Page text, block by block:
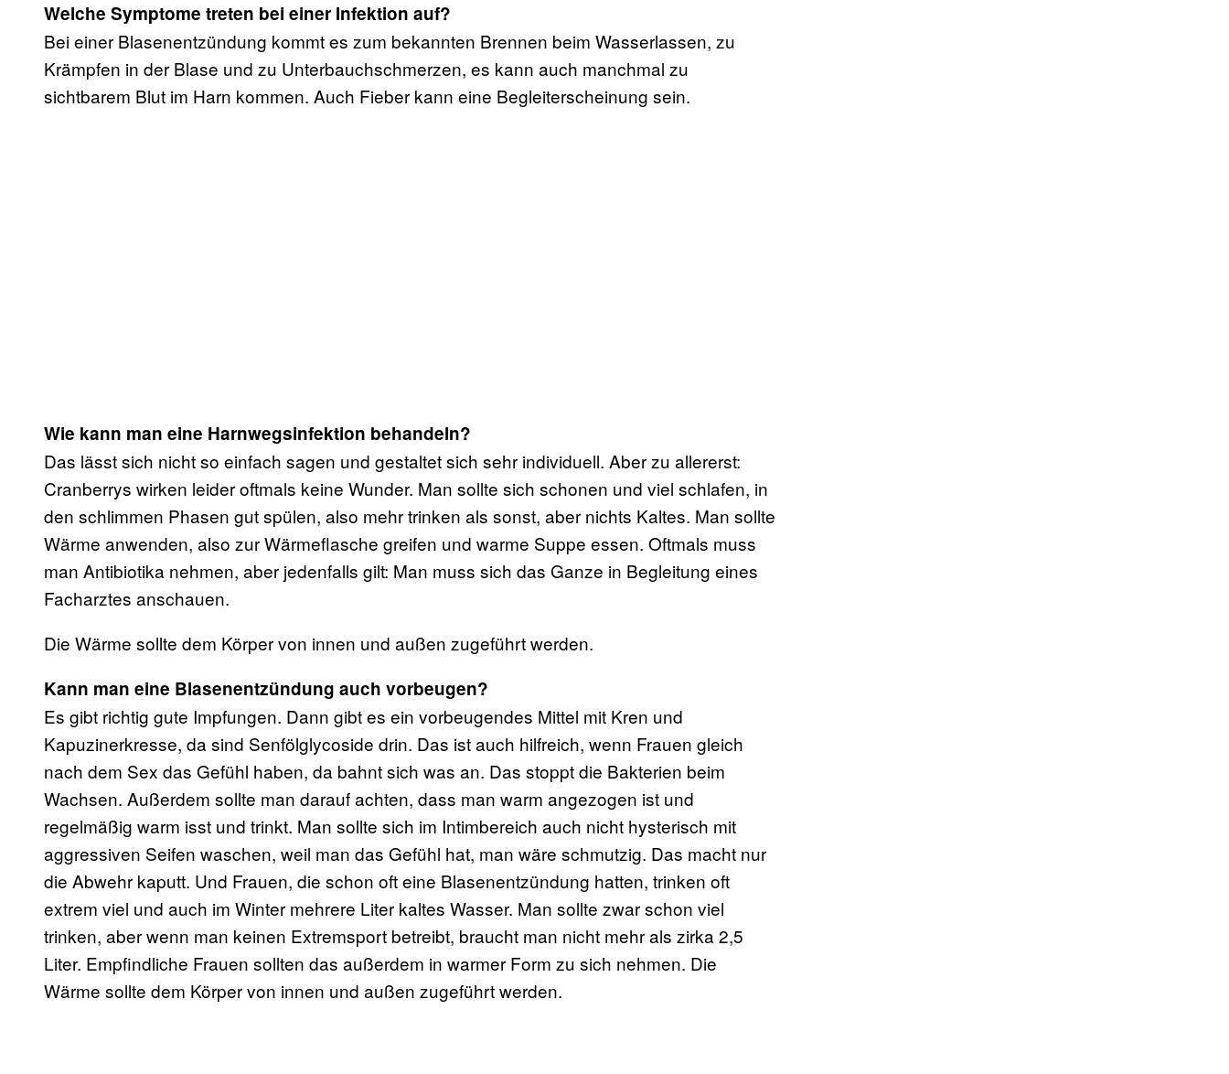
Welche Symptome treten bei einer Infektion auf?
Bei einer Blasenentzündung kommt es zum bekannten Brennen beim Wasserlassen, zu
Krämpfen in der Blase und zu Unterbauchschmerzen, es kann auch manchmal zu
sichtbarem Blut im Harn kommen. Auch Fieber kann eine Begleiterscheinung sein.
Wie kann man eine Harnwegsinfektion behandeln?
Das lässt sich nicht so einfach sagen und gestaltet sich sehr individuell. Aber zu allererst:
Cranberrys wirken leider oftmals keine Wunder. Man sollte sich schonen und viel schlafen, in
den schlimmen Phasen gut spülen, also mehr trinken als sonst, aber nichts Kaltes. Man sollte
Wärme anwenden, also zur Wärmeflasche greifen und warme Suppe essen. Oftmals muss
man Antibiotika nehmen, aber jedenfalls gilt: Man muss sich das Ganze in Begleitung eines
Facharztes anschauen.
Die Wärme sollte dem Körper von innen und außen zugeführt werden.
Kann man eine Blasenentzündung auch vorbeugen?
Es gibt richtig gute Impfungen. Dann gibt es ein vorbeugendes Mittel mit Kren und
Kapuzinerkresse, da sind Senfölglycoside drin. Das ist auch hilfreich, wenn Frauen gleich
nach dem Sex das Gefühl haben, da bahnt sich was an. Das stoppt die Bakterien beim
Wachsen. Außerdem sollte man darauf achten, dass man warm angezogen ist und
regelmäßig warm isst und trinkt. Man sollte sich im Intimbereich auch nicht hysterisch mit
aggressiven Seifen waschen, weil man das Gefühl hat, man wäre schmutzig. Das macht nur
die Abwehr kaputt. Und Frauen, die schon oft eine Blasenentzündung hatten, trinken oft
extrem viel und auch im Winter mehrere Liter kaltes Wasser. Man sollte zwar schon viel
trinken, aber wenn man keinen Extremsport betreibt, braucht man nicht mehr als zirka 2,5
Liter. Empfindliche Frauen sollten das außerdem in warmer Form zu sich nehmen. Die
Wärme sollte dem Körper von innen und außen zugeführt werden.